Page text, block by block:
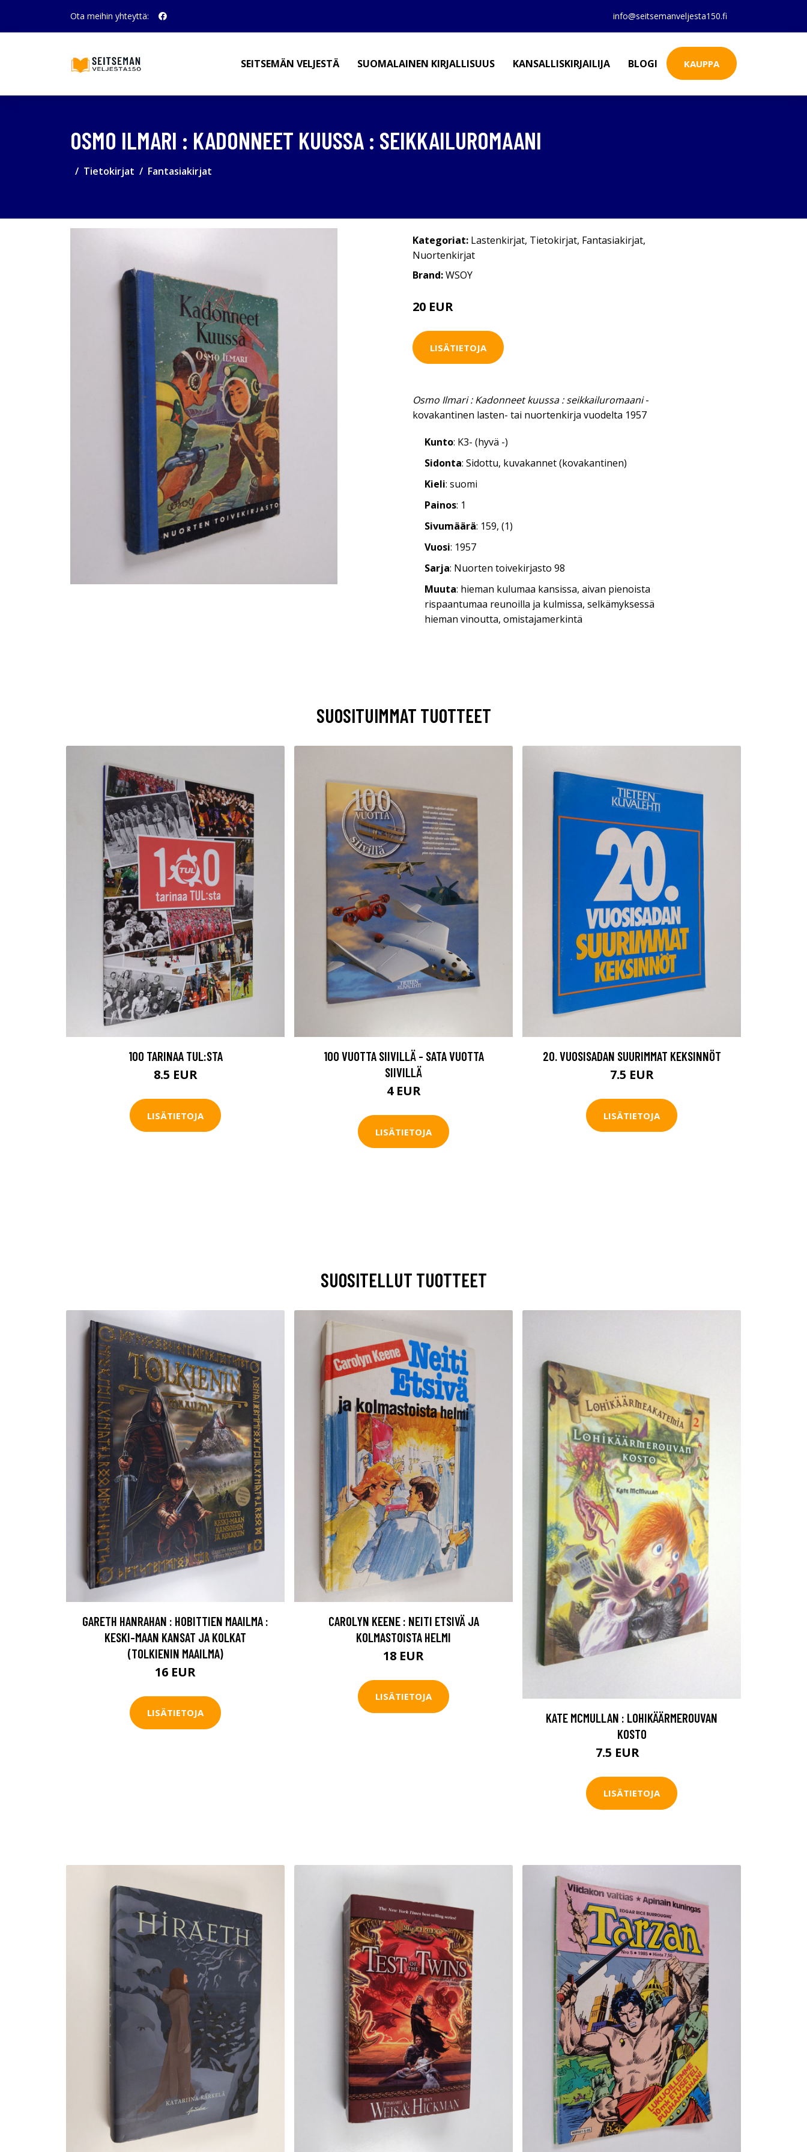
Ota meihin yhteyttä: info@seitsemanveljesta150.fi
SEITSEMÄN VELJESTÄ SUOMALAINEN KIRJALLISUUS KANSALLISKIRJAILIJA BLOGI KAUPPA
OSMO ILMARI : KADONNEET KUUSSA : SEIKKAILUROMAANI
Tietokirjat Fantasiakirjat
Kategoriat: Lastenkirjat, Tietokirjat, Fantasiakirjat,
Nuortenkirjat
Brand:WSOY
20 EUR
LISÄTIETOJA
Osmo Ilmari : Kadonneet kuussa : seikkailuromaani-
kovakantinen lasten- tai nuortenkirja vuodelta 1957
Kunto: K3- (hyvä -)
Sidonta: Sidottu, kuvakannet (kovakantinen)
Kieli: suomi
Painos: 1
Sivumäärä: 159, (1)
Vuosi: 1957
Sarja: Nuorten toivekirjasto 98
Muuta: hieman kulumaa kansissa, aivan pienoista
rispaantumaa reunoilla ja kulmissa, selkämyksessä
hieman vinoutta, omistajamerkintä
SUOSITUIMMAT TUOTTEET
100 TARINAA TUL:STA
8.5 EUR
LISÄTIETOJA
100 VUOTTA SIIVILLÄ - SATA VUOTTA
SIIVILLÄ
4 EUR
LISÄTIETOJA
20. VUOSISADAN SUURIMMAT KEKSINNÖT
7.5 EUR
LISÄTIETOJA
SUOSITELLUT TUOTTEET
GARETH HANRAHAN : HOBITTIEN MAAILMA :
KESKI-MAAN KANSAT JA KOLKAT
(TOLKIENIN MAAILMA)
16 EUR
LISÄTIETOJA
CAROLYN KEENE : NEITI ETSIVÄ JA
KOLMASTOISTA HELMI
18 EUR
LISÄTIETOJA
KATE MCMULLAN : LOHIKÄÄRMEROUVAN
KOSTO
7.5 EUR
LISÄTIETOJA